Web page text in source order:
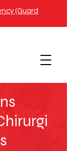
(Guard